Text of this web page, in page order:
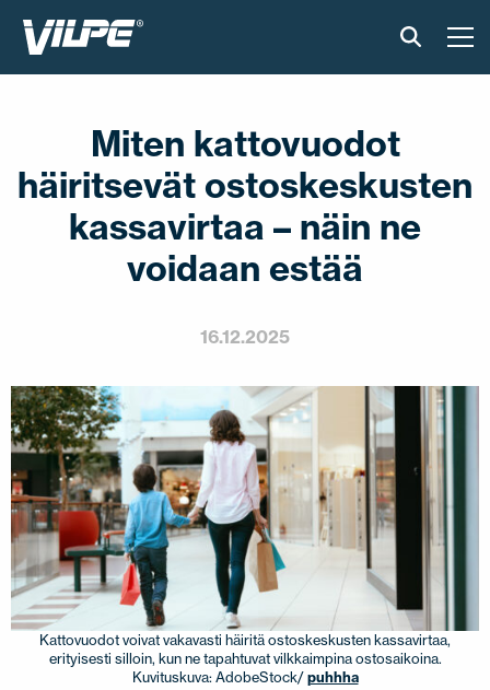
VILPE SENSE
RATKAISUT
ASENNUS JA MATERIAALIT
VASTUULLISUUS
YRITYS
JÄLLEENMYYJÄT OTA YHTEYTTÄ
EN FI USA PL SV SV-FI LT LV ET UK
Miten kattovuodot
häiritsevät ostoskeskusten
kassavirtaa – näin ne
voidaan estää
16.12.2025
Kattovuodot voivat vakavasti häiritä ostoskeskusten kassavirtaa,
erityisesti silloin, kun ne tapahtuvat vilkkaimpina ostosaikoina.
Kuvituskuva: AdobeStock/puhhha